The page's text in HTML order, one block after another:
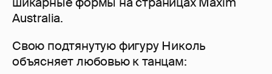
Australia.
Свою подтянутую фигуру Николь
объясняет любовью к танцам: